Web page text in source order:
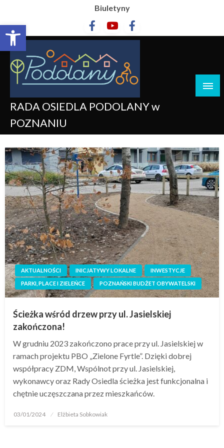
Otwórz pasek narzędzi
Biuletyny
RADA OSIEDLA PODOLANY w
POZNANIU
AKTUALNOŚCI INICJATYWY LOKALNE
INWESTYCJE
PARKI, PLACE I ZIELEŃCE
POZNAŃSKI BUDŻET OBYWATELSKI
Ścieżka wśród drzew przy ul. Jasielskiej
zakończona!
W grudniu 2023 zakończono prace przy ul. Jasielskiej w
ramach projektu PBO „Zielone Fyrtle”. Dzięki dobrej
współpracy ZDM, Wspólnot przy ul. Jasielskiej,
wykonawcy oraz Rady Osiedla ścieżka jest funkcjonalna i
chętnie uczęszczana przez mieszkańców.
03/01/2024 Elżbieta Sobkowiak